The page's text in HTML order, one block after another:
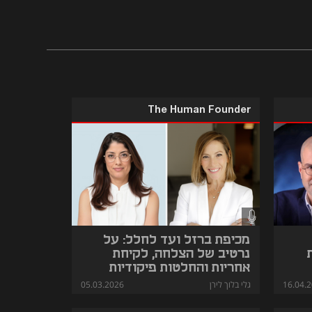
The Human Founder
מכיפת ברזל ועד לחלל: על
נרטיב של הצלחה, לקיחת
אחריות והחלטות פיקודיות
גלי בלוך לירן 05.03.2026